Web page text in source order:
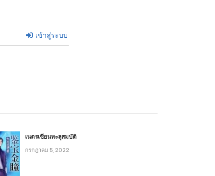
เข้าสู่ระบบ
เนตรเซียนทะลุสมบัติ
กรกฎาคม 5, 2022